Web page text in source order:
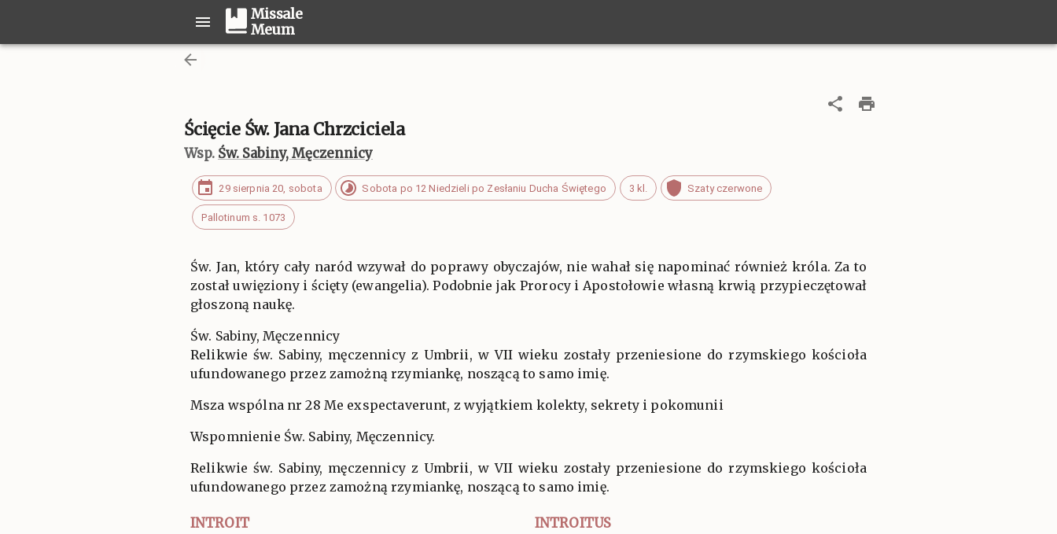
Missale
Meum
Ścięcie Św. Jana Chrzciciela
Wsp. Św. Sabiny, Męczennicy
29 sierpnia 20, sobota Sobota po 12 Niedzieli po Zesłaniu Ducha Świętego 3 kl. Szaty czerwone
Pallotinum s. 1073
Św. Jan, który cały naród wzywał do poprawy obyczajów, nie wahał się napominać również króla. Za to
został uwięziony i ścięty (ewangelia). Podobnie jak Prorocy i Apostołowie własną krwią przypieczętował
głoszoną naukę.
Św. Sabiny, Męczennicy
Relikwie św. Sabiny, męczennicy z Umbrii, w VII wieku zostały przeniesione do rzymskiego kościoła
ufundowanego przez zamożną rzymiankę, noszącą to samo imię.
Msza wspólna nr 28 Me exspectaverunt, z wyjątkiem kolekty, sekrety i pokomunii
Wspomnienie Św. Sabiny, Męczennicy.
Relikwie św. Sabiny, męczennicy z Umbrii, w VII wieku zostały przeniesione do rzymskiego kościoła
ufundowanego przez zamożną rzymiankę, noszącą to samo imię.
INTROIT INTROITUS